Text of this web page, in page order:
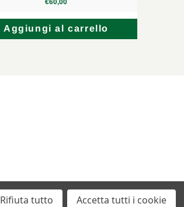
€60,00
Aggiungi al carrello
Rifiuta tutto Accetta tutti i cookie